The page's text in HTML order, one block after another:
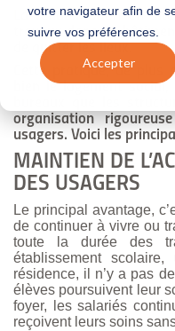
votre navigateur afin de
suivre vos préférences.
Accepter
La réhabilitation en
travaux dans un
de quitter les lieux.
Cette pratique, de plus
bien le logement
bureaux que les
organisation
usagers. Voici les
MAINTIEN DE
DES USAGERS
Le principal avantage,
de continuer à vivre ou
toute la durée des
établissement
résidence, il n’y a pas
élèves poursuivent leur
foyer, les salariés
reçoivent leurs soins